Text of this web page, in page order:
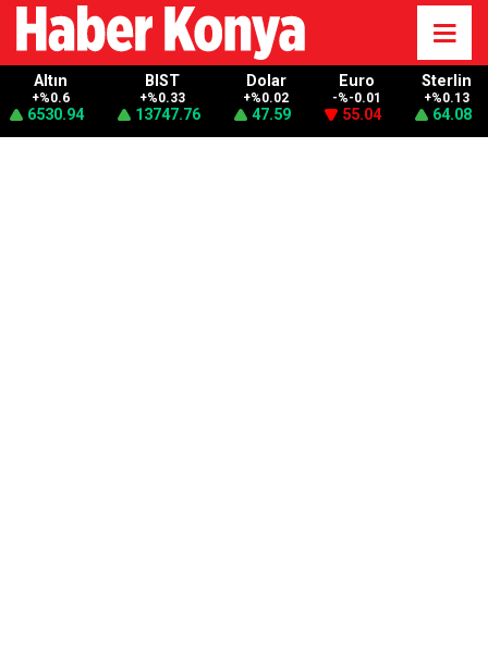
Altın
+%0.6
6530.94
BIST
+%0.33
13747.76
Dolar
+%0.02
47.59
Euro
-%-0.01
55.04
Sterlin
+%0.13
64.08